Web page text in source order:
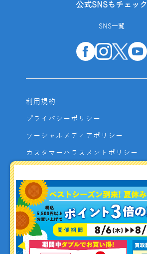
公式SNSもチェック
SNS一覧
利用規約
プライバシーポリシー
ソーシャルメディアポリシー
カスタマーハラスメントポリシー
よくあるご質問
お問い合わせ
利用者資金の保全方法